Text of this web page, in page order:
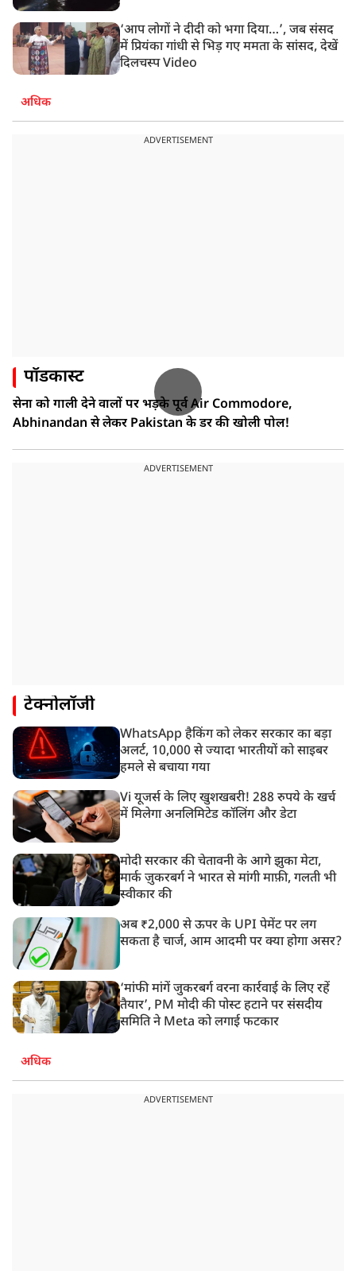
‘आप लोगों ने दीदी को भगा दिया…’, जब संसद
में प्रियंका गांधी से भिड़ गए ममता के सांसद, देखें
दिलचस्प Video
अधिक
ADVERTISEMENT
पॉडकास्ट
सेना को गाली देने वालों पर भड़के पूर्व Air Commodore,
Abhinandan से लेकर Pakistan के डर की खोली पोल!
ADVERTISEMENT
टेक्नोलॉजी
WhatsApp हैकिंग को लेकर सरकार का बड़ा
अलर्ट, 10,000 से ज्यादा भारतीयों को साइबर
हमले से बचाया गया
Vi यूजर्स के लिए खुशखबरी! 288 रुपये के खर्च
में मिलेगा अनलिमिटेड कॉलिंग और डेटा
मोदी सरकार की चेतावनी के आगे झुका मेटा,
मार्क ज़ुकरबर्ग ने भारत से मांगी माफ़ी, गलती भी
स्वीकार की
अब ₹2,000 से ऊपर के UPI पेमेंट पर लग
सकता है चार्ज, आम आदमी पर क्या होगा असर?
‘मांफी मांगें जुकरबर्ग वरना कार्रवाई के लिए रहें
तैयार’, PM मोदी की पोस्ट हटाने पर संसदीय
समिति ने Meta को लगाई फटकार
अधिक
ADVERTISEMENT